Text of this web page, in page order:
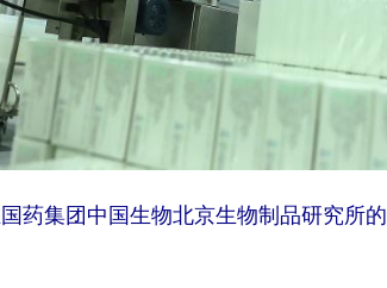
集团中国生物北京生物制品研究所